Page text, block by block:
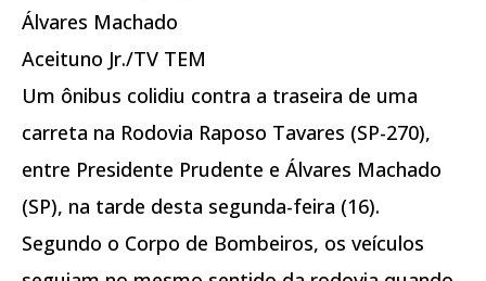
Álvares Machado
Aceituno Jr./TV TEM
Um ônibus colidiu contra a traseira de uma
carreta na Rodovia Raposo Tavares (SP-270),
entre Presidente Prudente e Álvares Machado
(SP), na tarde desta segunda-feira (16).
Segundo o Corpo de Bombeiros, os veículos